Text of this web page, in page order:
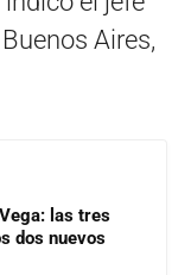
Aires,
las tres
dos nuevos